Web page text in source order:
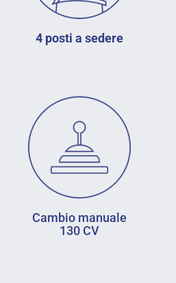
4 posti a sedere
Cambio manuale
130 CV